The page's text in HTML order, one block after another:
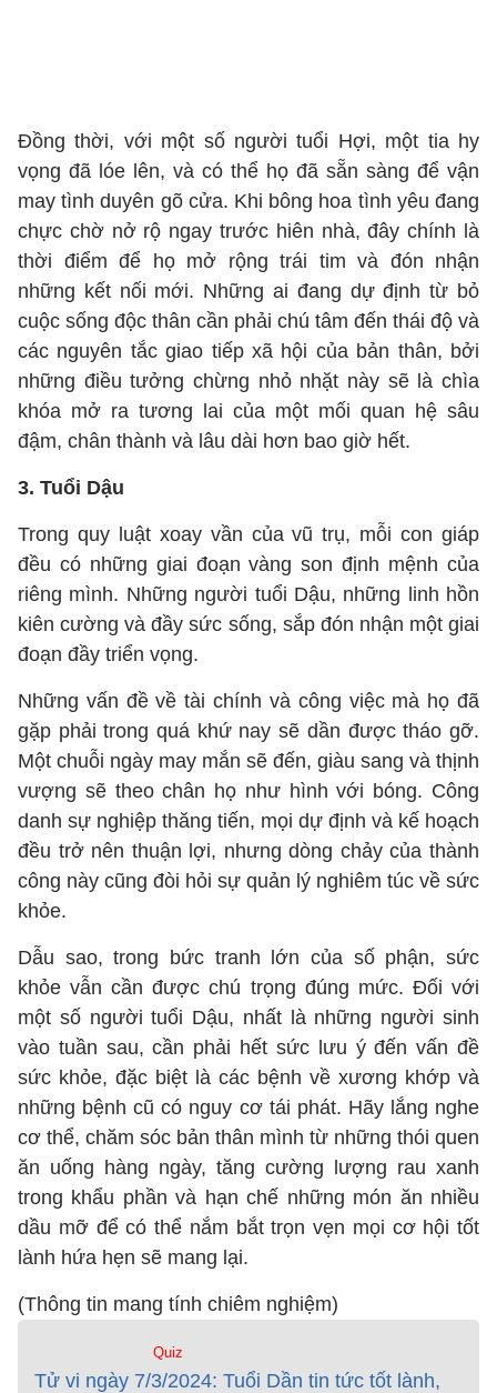
Đồng thời, với một số người tuổi Hợi, một tia hy
vọng đã lóe lên, và có thể họ đã sẵn sàng để vận
may tình duyên gõ cửa. Khi bông hoa tình yêu đang
chực chờ nở rộ ngay trước hiên nhà, đây chính là
thời điểm để họ mở rộng trái tim và đón nhận
những kết nối mới. Những ai đang dự định từ bỏ
cuộc sống độc thân cần phải chú tâm đến thái độ và
các nguyên tắc giao tiếp xã hội của bản thân, bởi
những điều tưởng chừng nhỏ nhặt này sẽ là chìa
khóa mở ra tương lai của một mối quan hệ sâu
đậm, chân thành và lâu dài hơn bao giờ hết.
3. Tuổi Dậu
Trong quy luật xoay vần của vũ trụ, mỗi con giáp
đều có những giai đoạn vàng son định mệnh của
riêng mình. Những người tuổi Dậu, những linh hồn
kiên cường và đầy sức sống, sắp đón nhận một giai
đoạn đầy triển vọng.
Những vấn đề về tài chính và công việc mà họ đã
gặp phải trong quá khứ nay sẽ dần được tháo gỡ.
Một chuỗi ngày may mắn sẽ đến, giàu sang và thịnh
vượng sẽ theo chân họ như hình với bóng. Công
danh sự nghiệp thăng tiến, mọi dự định và kế hoạch
đều trở nên thuận lợi, nhưng dòng chảy của thành
công này cũng đòi hỏi sự quản lý nghiêm túc về sức
khỏe.
Dẫu sao, trong bức tranh lớn của số phận, sức
khỏe vẫn cần được chú trọng đúng mức. Đối với
một số người tuổi Dậu, nhất là những người sinh
vào tuần sau, cần phải hết sức lưu ý đến vấn đề
sức khỏe, đặc biệt là các bệnh về xương khớp và
những bệnh cũ có nguy cơ tái phát. Hãy lắng nghe
cơ thể, chăm sóc bản thân mình từ những thói quen
ăn uống hàng ngày, tăng cường lượng rau xanh
trong khẩu phần và hạn chế những món ăn nhiều
dầu mỡ để có thể nắm bắt trọn vẹn mọi cơ hội tốt
lành hứa hẹn sẽ mang lại.
(Thông tin mang tính chiêm nghiệm)
Quiz
Tử vi ngày 7/3/2024: Tuổi Dần tin tức tốt lành,